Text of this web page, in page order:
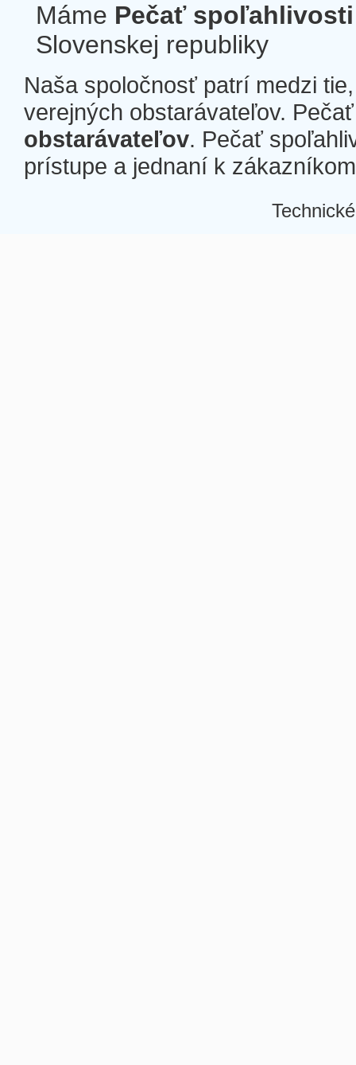
Máme Pečať spoľahlivosti
Slovenskej republiky
Naša spoločnosť patrí medzi
verejných obstarávateľov.
obstarávateľov. Pečať
prístupe a jednaní k